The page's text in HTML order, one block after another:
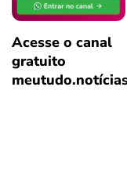
Acesse o canal
gratuito